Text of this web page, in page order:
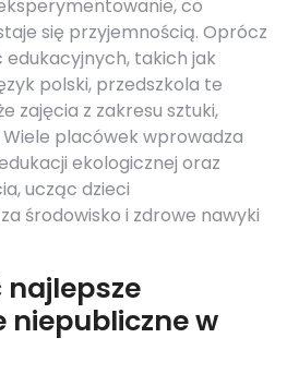
co
się przyjemnością. Oprócz
takich jak
polski, przedszkola te
zajęcia z zakresu sztuki,
placówek wprowadza
ekologicznej oraz
ucząc dzieci
środowisko i zdrowe nawyki
niepubliczne w